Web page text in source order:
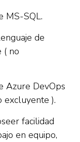
MS-SQL.
de
( no
Azure DevOps
excluyente ).
facilidad
en equipo,